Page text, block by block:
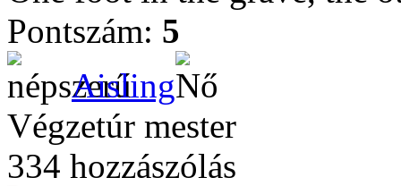
Pontszám: 5
Aisling
Végzetúr mester
334 hozzászólás